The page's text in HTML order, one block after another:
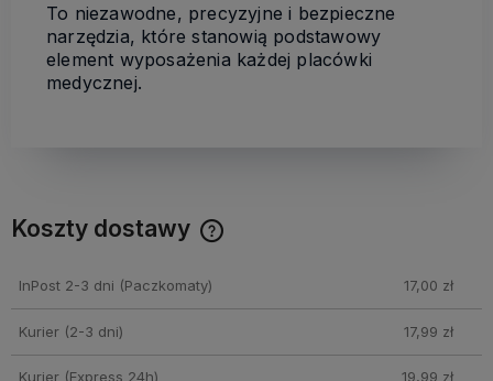
To niezawodne, precyzyjne i bezpieczne
narzędzia, które stanowią podstawowy
element wyposażenia każdej placówki
medycznej.
Koszty dostawy
InPost 2-3 dni (Paczkomaty) 17,00 zł
Kurier (2-3 dni) 17,99 zł
Kurier (Express 24h) 19,99 zł